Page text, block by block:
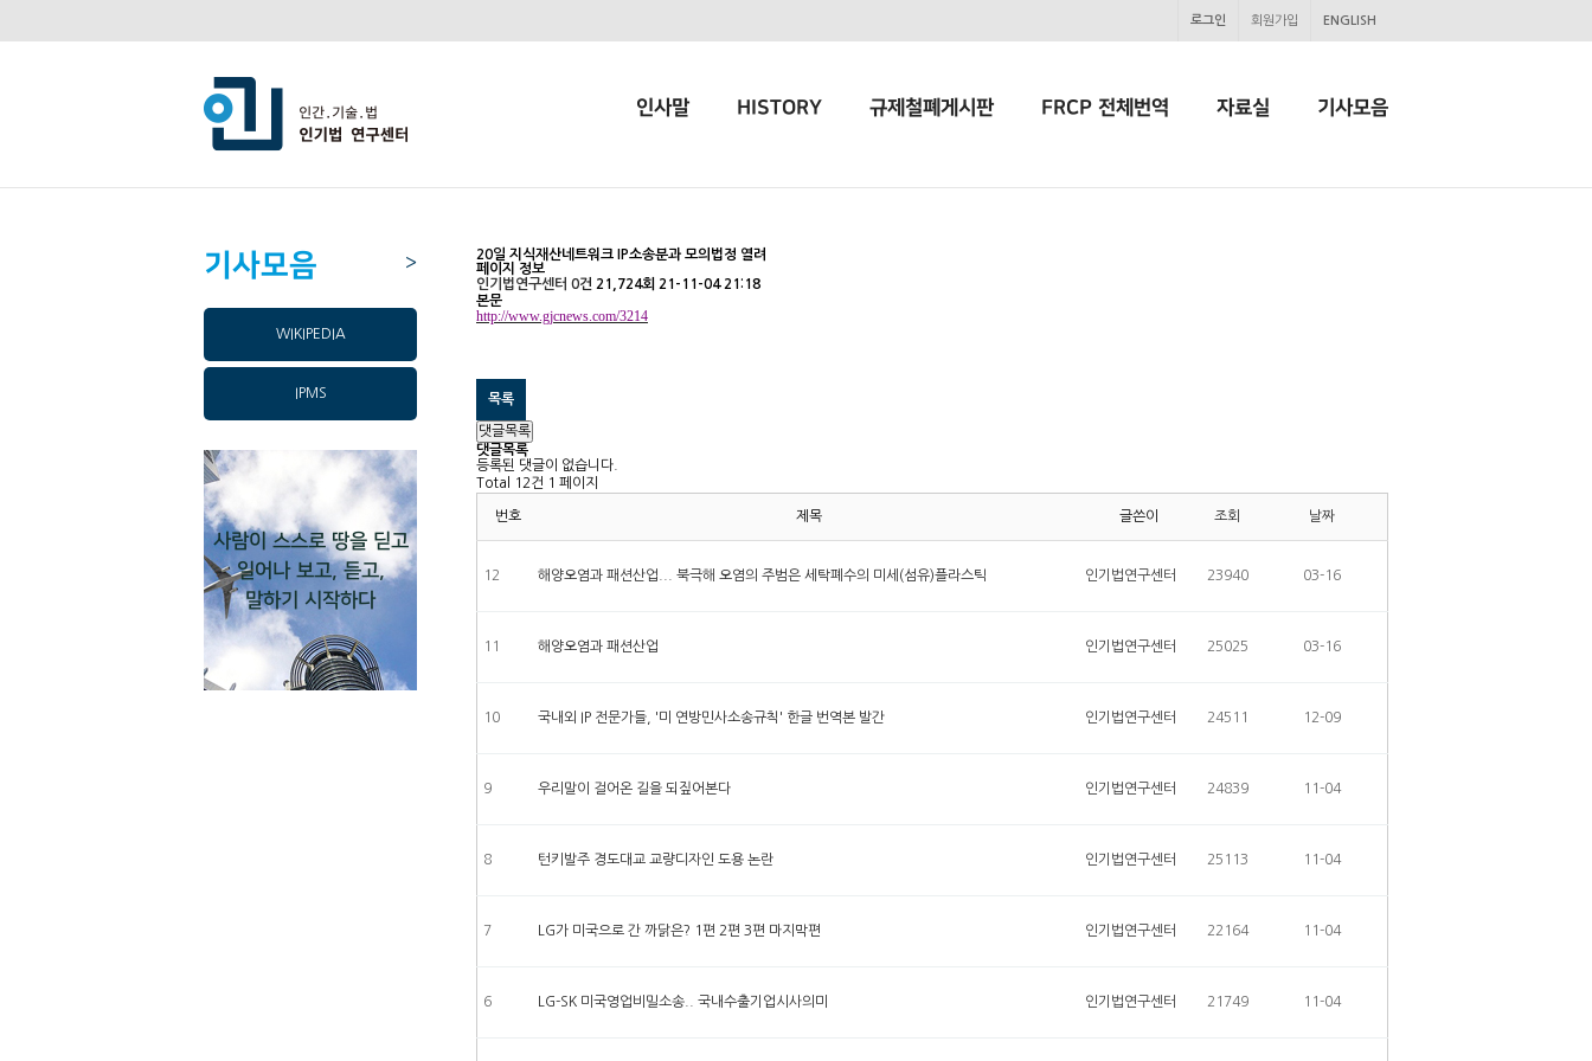
ENGLISH
회원가입
로그인
인사말 HISTORY 규제철폐게시판 FRCP 전체번역 자료실 기사모음
20일 지식재산네트워크 IP소송분과 모의법정 열려
페이지 정보
인기법연구센터 0건 21,724회 21-11-04 21:18
본문
http://www.gjcnews.com/3214
목록
댓글목록
댓글목록
등록된 댓글이 없습니다.
Total 12건 1 페이지
번호 제목 글쓴이 조회 날짜
12 해양오염과 패션산업... 북극해 오염의 주범은 세탁폐수의 미세(섬유)플라스틱 인기법연구센터 23940 03-16
11 해양오염과 패션산업 인기법연구센터 25025 03-16
10 국내외 IP 전문가들, '미 연방민사소송규칙' 한글 번역본 발간 인기법연구센터 24511 12-09
9 우리말이 걸어온 길을 되짚어본다 인기법연구센터 24839 11-04
8 턴키발주 경도대교 교량디자인 도용 논란 인기법연구센터 25113 11-04
7 LG가 미국으로 간 까닭은? 1편 2편 3편 마지막편 인기법연구센터 22164 11-04
6 LG-SK 미국영업비밀소송.. 국내수출기업시사의미 인기법연구센터 21749 11-04
기사모음 >
WIKIPEDIA
IPMS
사람이 스스로 땅을 딛고
일어나 보고, 듣고,
말하기 시작하다